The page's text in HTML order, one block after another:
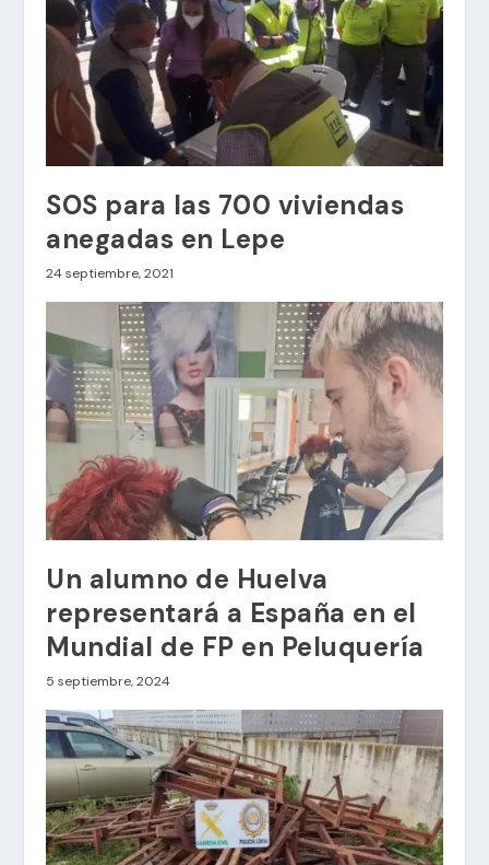
SOS para las 700 viviendas
anegadas en Lepe
24 septiembre, 2021
Un alumno de Huelva
representará a España en el
Mundial de FP en Peluquería
5 septiembre, 2024